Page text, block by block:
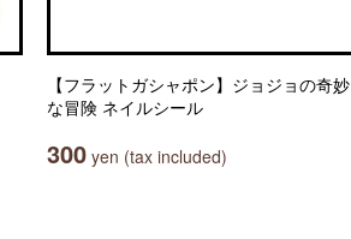
【フラットガシャポン】ジョジョの奇妙
な冒険 ネイルシール
300 yen (tax included)